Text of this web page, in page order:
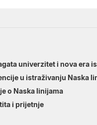
univerzitet i nova era
u istraživanju Naska
o Naska linijama
i prijetnje